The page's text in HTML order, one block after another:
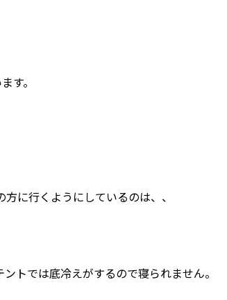
す。
に行くようにしているのは、、
トでは底冷えがするので寝られません。